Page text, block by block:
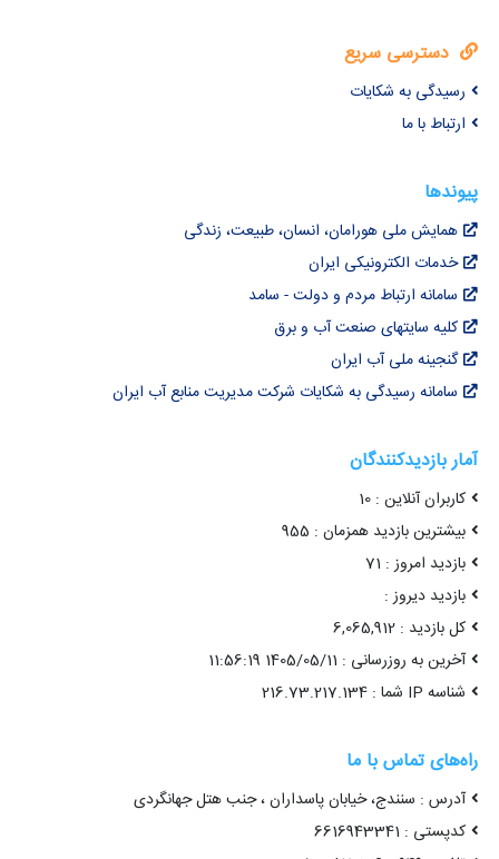
دسترسی سریع
رسیدگی به شکایات
ارتباط با ما
پیوندها
همایش ملی هورامان، انسان، طبیعت، زندگی
خدمات الکترونیکی ایران
سامانه ارتباط مردم و دولت - سامد
کلیه سایتهای صنعت آب و برق
گنجینه ملی آب ایران
سامانه رسیدگی به شکایات شرکت مدیریت منابع آب ایران
آمار بازدیدکنندگان
کاربران آنلاین : 10
بیشترین بازدید همزمان : 955
بازدید امروز : 71
بازدید دیروز :
کل بازدید : 6,065,912
آخرین به روزرسانی : 1405/05/11 11:56:19
شناسه IP شما : 216.73.217.134
راه‌های تماس با ما
آدرس : سنندج، خیابان پاسداران ، جنب هتل جهانگردی
کدپستی : 6616943341